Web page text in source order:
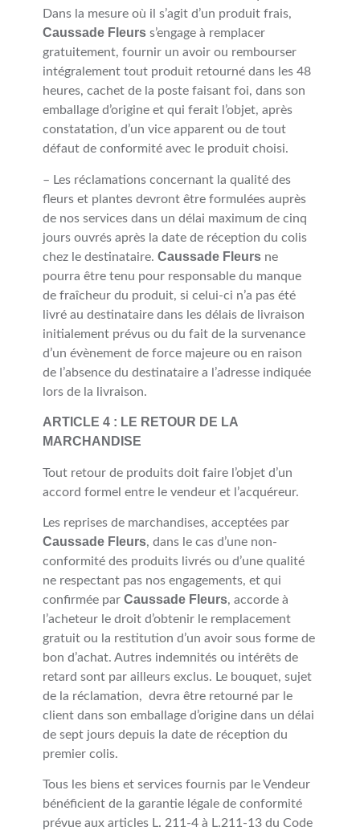
Dans la mesure où il s’agit d’un produit frais,
Caussade Fleurss’engage à remplacer
gratuitement, fournir un avoir ou rembourser
intégralement tout produit retourné dans les 48
heures, cachet de la poste faisant foi, dans son
emballage d’origine et qui ferait l’objet, après
constatation, d’un vice apparent ou de tout
défaut de conformité avec le produit choisi.
– Les réclamations concernant la qualité des
fleurs et plantes devront être formulées auprès
de nos services dans un délai maximum de cinq
jours ouvrés après la date de réception du colis
chez le destinataire. Caussade Fleursne
pourra être tenu pour responsable du manque
de fraîcheur du produit, si celui-ci n’a pas été
livré au destinataire dans les délais de livraison
initialement prévus ou du fait de la survenance
d’un évènement de force majeure ou en raison
de l’absence du destinataire a l’adresse indiquée
lors de la livraison.
ARTICLE 4 : LE RETOUR DE LA
MARCHANDISE
Tout retour de produits doit faire l’objet d’un
accord formel entre le vendeur et l’acquéreur.
Les reprises de marchandises, acceptées par
Caussade Fleurs, dans le cas d’une non-
conformité des produits livrés ou d’une qualité
ne respectant pas nos engagements, et qui
confirmée par Caussade Fleurs, accorde à
l’acheteur le droit d’obtenir le remplacement
gratuit ou la restitution d’un avoir sous forme de
bon d’achat. Autres indemnités ou intérêts de
retard sont par ailleurs exclus. Le bouquet, sujet
de la réclamation, devra être retourné par le
client dans son emballage d’origine dans un délai
de sept jours depuis la date de réception du
premier colis.
Tous les biens et services fournis par le Vendeur
bénéficient de la garantie légale de conformité
prévue aux articles L. 211-4 à L.211-13 du Code